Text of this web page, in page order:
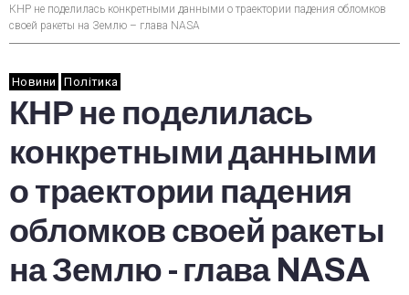
КНР не поделилась конкретными данными о траектории падения обломков
своей ракеты на Землю – глава NASA
Новини Політика
КНР не поделилась
конкретными данными
о траектории падения
обломков своей ракеты
на Землю - глава NASA